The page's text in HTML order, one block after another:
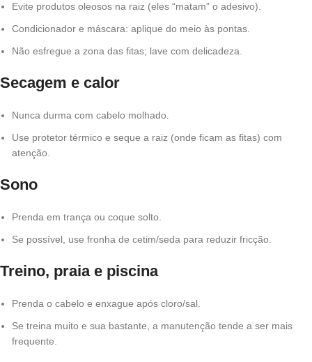
Evite produtos oleosos na raiz (eles “matam” o adesivo).
Condicionador e máscara: aplique do meio às pontas.
Não esfregue a zona das fitas; lave com delicadeza.
Secagem e calor
Nunca durma com cabelo molhado.
Use protetor térmico e seque a raiz (onde ficam as fitas) com
atenção.
Sono
Prenda em trança ou coque solto.
Se possível, use fronha de cetim/seda para reduzir fricção.
Treino, praia e piscina
Prenda o cabelo e enxague após cloro/sal.
Se treina muito e sua bastante, a manutenção tende a ser mais
frequente.